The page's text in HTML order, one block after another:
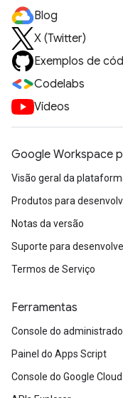
Blog
X (Twitter)
Exemplos de
Codelabs
Vídeos
Google Workspace
Visão geral da
Produtos para
Notas da versão
Suporte para
Termos de Serviço
Ferramentas
Console do
Painel do Apps Script
Console do Google Cloud